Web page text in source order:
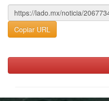
Copiar URL